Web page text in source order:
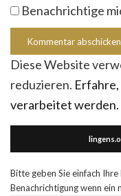
Benachrichtige
Diese Website
reduzieren.
verarbeitet werden.
Bitte geben Sie einfach
Benachrichtigung wenn ein